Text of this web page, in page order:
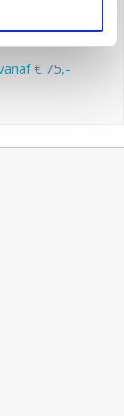
uw
€ 75,-